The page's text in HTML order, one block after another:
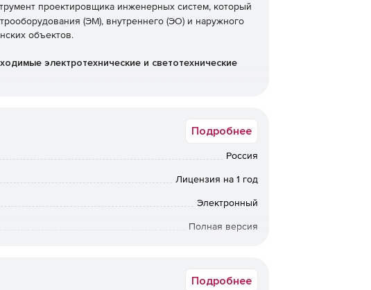
проектировщика инженерных систем, который
(ЭМ), внутреннего (ЭО) и наружного
объектов.
электротехнические и светотехнические
РТМ 36.18.32.4-92, СП 256.1325800.2016, ТЭП;
№ Ц-02-98 (Э);
Подробнее
Россия
Лицензия на 1 год
Электронный
Полная версия
Подробнее